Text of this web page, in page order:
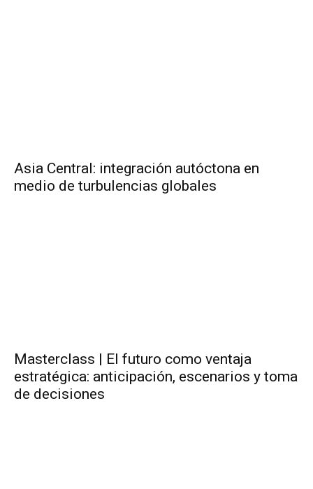
Asia Central: integración autóctona en
medio de turbulencias globales
Masterclass | El futuro como ventaja
estratégica: anticipación, escenarios y toma
de decisiones